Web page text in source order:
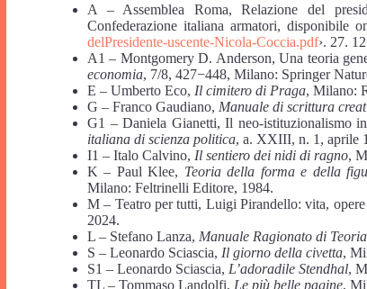
A – Assemblea Roma, Relazione del
Confederazione italiana armatori, disponibile
delPresidente-uscente-Nicola-Coccia.pdf›. 27.
A1 – Montgomery D. Anderson, Una teoria
economia, 7/8, 427−448, Milano: Springer
E – Umberto Eco, Il cimitero di Praga, Milano:
G – Franco Gaudiano, Manuale di scrittura
G1 – Daniela Gianetti, Il neo-istituzionalismo
italiana di scienza politica, a. XXIII, n. 1, aprile
I1 – Italo Calvino, Il sentiero dei nidi di ragno,
K – Paul Klee, Teoria della forma e della
Milano: Feltrinelli Editore, 1984.
M – Teatro per tutti, Luigi Pirandello: vita, opere
2024.
L – Stefano Lanza, Manuale Ragionato di
S – Leonardo Sciascia, Il giorno della civetta,
S1 – Leonardo Sciascia, L’adoradile Stendhal,
TL – Tommaso Landolfi, Le più belle pagine,